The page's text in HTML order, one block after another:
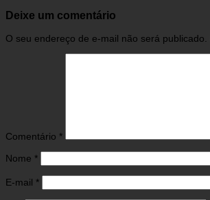
Deixe um comentário
O seu endereço de e-mail não será publicado.
Comentário *
Nome *
E-mail *